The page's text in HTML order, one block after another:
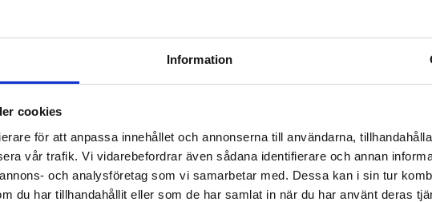
Information
cookies
för att anpassa innehållet och annonserna till användarna,
vår trafik. Vi vidarebefordrar även sådana identifierare och annan
och analysföretag som vi samarbetar med. Dessa kan i sin tur
du har tillhandahållit eller som de har samlat in när du har använt deras
Genom att gå